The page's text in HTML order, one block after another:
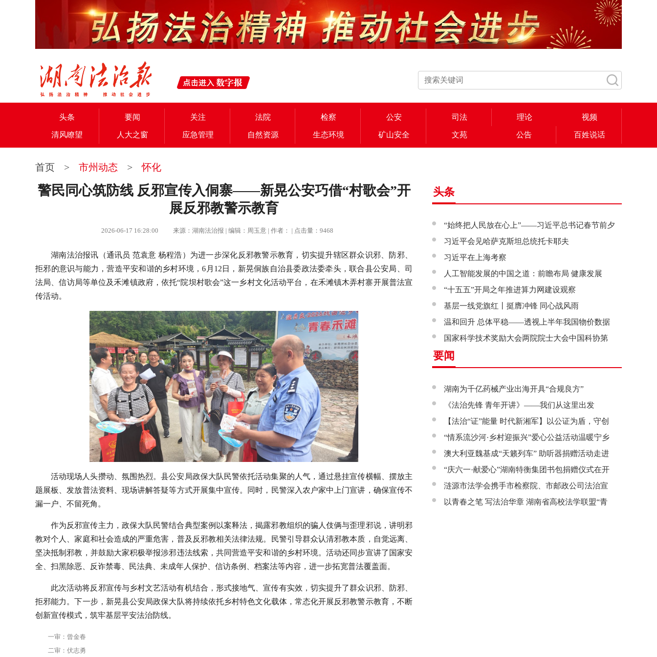
头条 要闻 关注 法院 检察 公安 司法 理论 视频
清风瞭望 人大之窗 应急管理 自然资源 生态环境 矿山安全 文苑 公告 百姓说话
首页 > 市州动态 > 怀化
警民同心筑防线 反邪宣传入侗寨——新晃公安巧借“村歌会”开
展反邪教警示教育
2026-06-17 16:28:00 来源：湖南法治报 | 编辑：周玉意 | 作者： | 点击量：9468
湖南法治报讯（通讯员 范袁意 杨程浩）为进一步深化反邪教警示教育，切实提升辖区群众识邪、防邪、
拒邪的意识与能力，营造平安和谐的乡村环境，6月12日，新晃侗族自治县委政法委牵头，联合县公安局、司
法局、信访局等单位及禾滩镇政府，依托“院坝村歌会”这一乡村文化活动平台，在禾滩镇木弄村寨开展普法宣
传活动。
活动现场人头攒动、氛围热烈。县公安局政保大队民警依托活动集聚的人气，通过悬挂宣传横幅、摆放主
题展板、发放普法资料、现场讲解答疑等方式开展集中宣传。同时，民警深入农户家中上门宣讲，确保宣传不
漏一户、不留死角。
作为反邪宣传主力，政保大队民警结合典型案例以案释法，揭露邪教组织的骗人伎俩与歪理邪说，讲明邪
教对个人、家庭和社会造成的严重危害，普及反邪教相关法律法规。民警引导群众认清邪教本质，自觉远离、
坚决抵制邪教，并鼓励大家积极举报涉邪违法线索，共同营造平安和谐的乡村环境。活动还同步宣讲了国家安
全、扫黑除恶、反诈禁毒、民法典、未成年人保护、信访条例、档案法等内容，进一步拓宽普法覆盖面。
此次活动将反邪宣传与乡村文艺活动有机结合，形式接地气、宣传有实效，切实提升了群众识邪、防邪、
拒邪能力。下一步，新晃县公安局政保大队将持续依托乡村特色文化载体，常态化开展反邪教警示教育，不断
创新宣传模式，筑牢基层平安法治防线。
一审：曾金春
二审：伏志勇
头条
“始终把人民放在心上”——习近平总书记春节前夕
赴辽宁看望慰问基层干部群众纪实
习近平会见哈萨克斯坦总统托卡耶夫
习近平在上海考察
人工智能发展的中国之道：前瞻布局 健康发展
“十五五”开局之年推进算力网建设观察
基层一线党旗红丨挺膺冲锋 同心战风雨
温和回升 总体平稳——透视上半年我国物价数据
国家科学技术奖励大会两院院士大会中国科协第
十一次全国代表大会在京召开
要闻
湖南为千亿药械产业出海开具“合规良方”
《法治先锋 青年开讲》——我们从这里出发
【法治“证”能量 时代新湘军】以公证为盾，守创
新之魂 湖南青年公证人为知识产权保护筑牢防线
“情系流沙河·乡村迎振兴”爱心公益活动温暖宁乡
市流沙河镇
澳大利亚魏基成“天籁列车” 助听器捐赠活动走进
开慧镇
“庆六一·献爱心”湖南特衡集团书包捐赠仪式在开
慧镇举行
涟源市法学会携手市检察院、市邮政公司法治宣
讲走进七星街镇仙洞中学
以青春之笔 写法治华章 湖南省高校法学联盟“青